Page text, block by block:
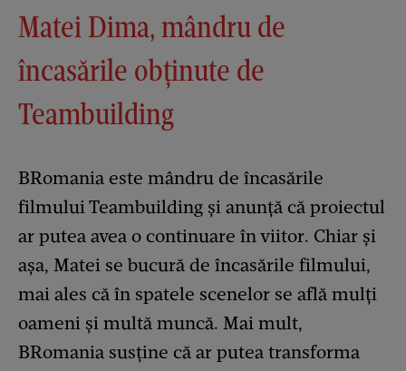
Matei Dima, mândru de
încasările obținute de
Teambuilding
BRomania este mândru de încasările
filmului Teambuilding și anunță că proiectul
ar putea avea o continuare în viitor. Chiar și
așa, Matei se bucură de încasările filmului,
mai ales că în spatele scenelor se află mulți
oameni și multă muncă. Mai mult,
BRomania susține că ar putea transforma